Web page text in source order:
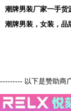
潮牌男装厂家一手货
潮牌男装， 女装，品
--------- 以下是赞助商